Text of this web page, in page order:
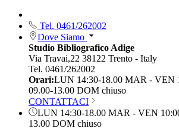
Tel. 0461/262002
Dove Siamo
Studio Bibliografico Adige
Via Travai,22 38122 Trento - Italy
Tel. 0461/262002
Orari:LUN 14:30-18.00 MAR - VEN
09.00-13.00 DOM chiuso
CONTATTACI
LUN 14:30-18.00 MAR - VEN
13.00 DOM chiuso